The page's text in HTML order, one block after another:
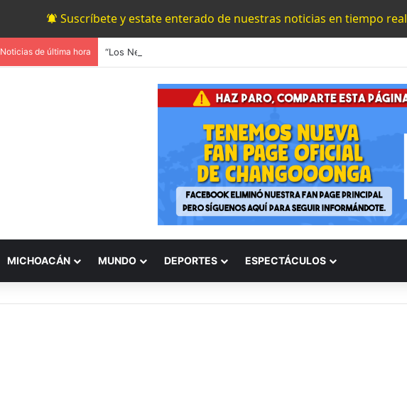
Suscríbete y estate enterado de nuestras noticias en tiempo real
Noticias de última hora
MICHOACÁN MUNDO DEPORTES ESPECTÁCULOS